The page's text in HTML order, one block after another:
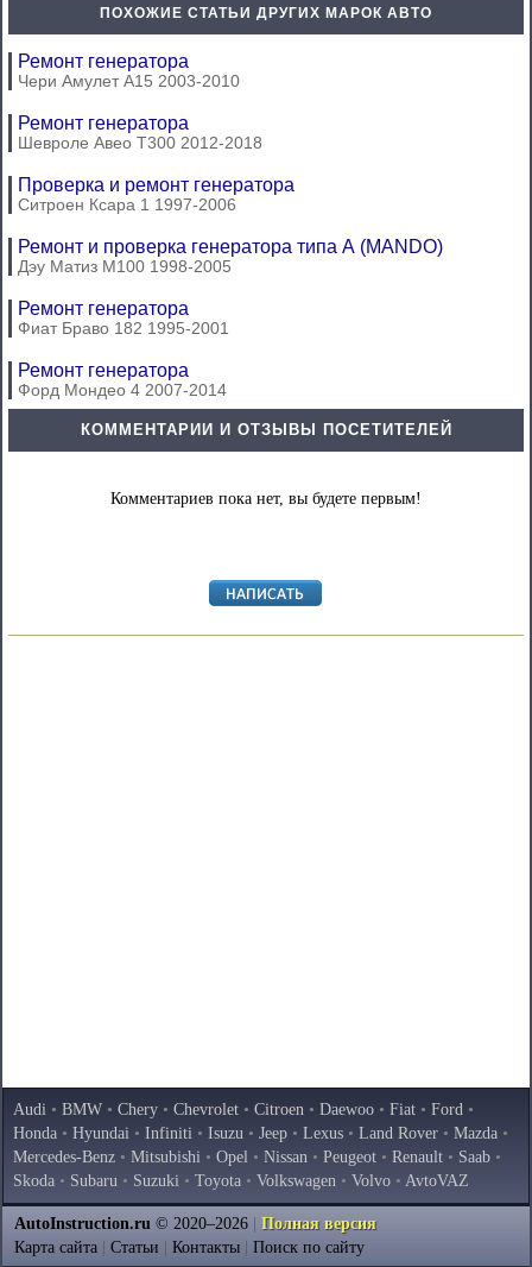
ПОХОЖИЕ СТАТЬИ ДРУГИХ МАРОК АВТО
Ремонт генератора
Чери Амулет А15 2003-2010
Ремонт генератора
Шевроле Авео Т300 2012-2018
Проверка и ремонт генератора
Ситроен Ксара 1 1997-2006
Ремонт и проверка генератора типа А (MANDO)
Дэу Матиз М100 1998-2005
Ремонт генератора
Фиат Браво 182 1995-2001
Ремонт генератора
Форд Мондео 4 2007-2014
КОММЕНТАРИИ И ОТЗЫВЫ ПОСЕТИТЕЛЕЙ
Комментариев пока нет, вы будете первым!
Audi • BMW • Chery • Chevrolet • Citroen • Daewoo • Fiat • Ford •
Honda • Hyundai • Infiniti • Isuzu • Jeep • Lexus • Land Rover • Mazda •
Mercedes-Benz • Mitsubishi • Opel • Nissan • Peugeot • Renault • Saab •
Skoda • Subaru • Suzuki • Toyota • Volkswagen • Volvo • AvtoVAZ
AutoInstruction.ru © 2020–2026
Полная версия
Карта сайта
Статьи Контакты Поиск по сайту